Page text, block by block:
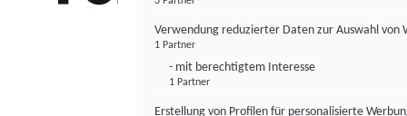
Verwendung reduzierter Daten zur Auswahl von
1 Partner
- mit berechtigtem Interesse
1 Partner
Erstellung von Profilen für personalisierte
FONDS professionell